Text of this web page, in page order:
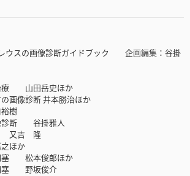
ウスの画像診断ガイドブック 企画編集：谷掛
療 山田岳史ほか
画像診断 井本勝治ほか
樹
診断 谷掛雅人
又吉 隆
ほか
塞 松本俊郎ほか
塞 野坂俊介